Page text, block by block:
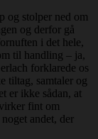
og stolper ned om
og derfor gå
i det hele,
til handling – ja,
forklarede os
tiltag, samtaler og
er ikke sådan, at
fint om
andet, der